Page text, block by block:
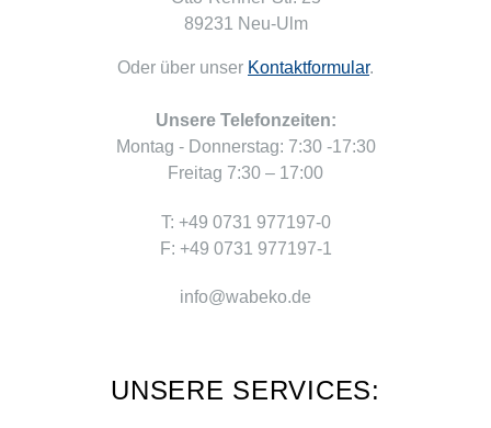
89231 Neu-Ulm
Oder über unser Kontaktformular.
Unsere Telefonzeiten:
Montag - Donnerstag: 7:30 -17:30
Freitag 7:30 – 17:00
T: +49 0731 977197-0
F: +49 0731 977197-1
info@wabeko.de
UNSERE SERVICES: